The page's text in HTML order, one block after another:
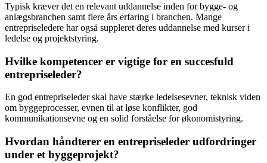
Typisk kræver det en relevant uddannelse inden for bygge- og
anlægsbranchen samt flere års erfaring i branchen. Mange
entrepriseledere har også suppleret deres uddannelse med kurser i
ledelse og projektstyring.
Hvilke kompetencer er vigtige for en succesfuld
entrepriseleder?
En god entrepriseleder skal have stærke ledelsesevner, teknisk viden
om byggeprocesser, evnen til at løse konflikter, god
kommunikationsevne og en solid forståelse for økonomistyring.
Hvordan håndterer en entrepriseleder udfordringer
under et byggeprojekt?